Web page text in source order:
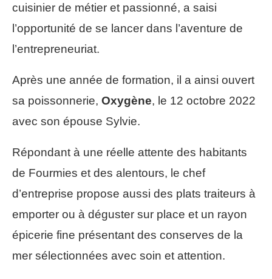
cuisinier de métier et passionné, a saisi
l’opportunité de se lancer dans l’aventure de
l’entrepreneuriat.
Après une année de formation, il a ainsi ouvert
sa poissonnerie, Oxygène, le 12 octobre 2022
avec son épouse Sylvie.
Répondant à une réelle attente des habitants
de Fourmies et des alentours, le chef
d’entreprise propose aussi des plats traiteurs à
emporter ou à déguster sur place et un rayon
épicerie fine présentant des conserves de la
mer sélectionnées avec soin et attention.